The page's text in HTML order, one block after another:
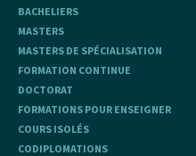
BACHELIERS
MASTERS
MASTERS DE SPÉCIALISATION
FORMATION CONTINUE
DOCTORAT
FORMATIONS POUR ENSEIGNER
COURS ISOLÉS
CODIPLOMATIONS